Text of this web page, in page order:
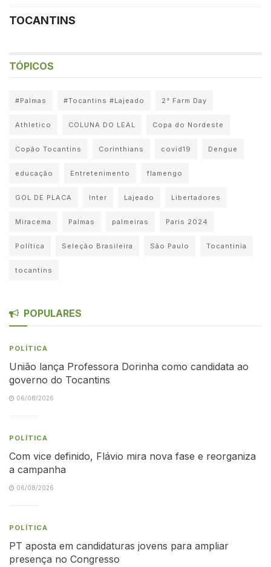
TOCANTINS
TÓPICOS
#Palmas #Tocantins #Lajeado 2° Farm Day
Athletico COLUNA DO LEAL Copa do Nordeste
Copão Tocantins Corinthians covid19 Dengue
educação Entretenimento flamengo
GOL DE PLACA Inter Lajeado Libertadores
Miracema Palmas palmeiras Paris 2024
Política Seleção Brasileira São Paulo Tocantinia
tocantins
POPULARES
POLÍTICA
União lança Professora Dorinha como candidata ao
governo do Tocantins
06/08/2026
POLÍTICA
Com vice definido, Flávio mira nova fase e reorganiza
a campanha
06/08/2026
POLÍTICA
PT aposta em candidaturas jovens para ampliar
presença no Congresso